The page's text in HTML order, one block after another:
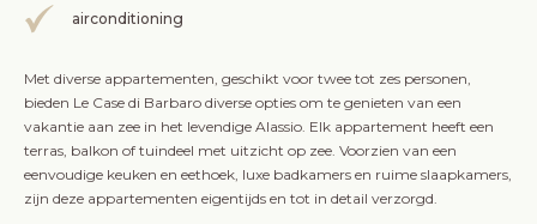
airconditioning
Met diverse appartementen, geschikt voor twee tot zes personen,
bieden Le Case di Barbaro diverse opties om te genieten van een
vakantie aan zee in het levendige Alassio. Elk appartement heeft een
terras, balkon of tuindeel met uitzicht op zee. Voorzien van een
eenvoudige keuken en eethoek, luxe badkamers en ruime slaapkamers,
zijn deze appartementen eigentijds en tot in detail verzorgd.